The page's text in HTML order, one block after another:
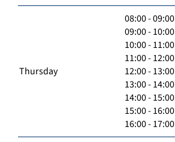
Thursday
08:00 - 09:00
09:00 - 10:00
10:00 - 11:00
11:00 - 12:00
12:00 - 13:00
13:00 - 14:00
14:00 - 15:00
15:00 - 16:00
16:00 - 17:00